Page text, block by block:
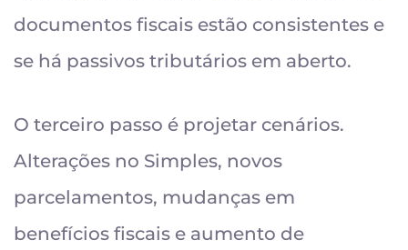
documentos fiscais estão consistentes e
se há passivos tributários em aberto.
O terceiro passo é projetar cenários.
Alterações no Simples, novos
parcelamentos, mudanças em
benefícios fiscais e aumento de